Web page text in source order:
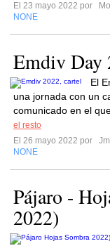
El 23 mayo 2022 por
NONE
Emdiv Day
El
una jornada con un
comunicado en el
el resto
El 26 mayo 2022 por
NONE
Pájaro -
2022)